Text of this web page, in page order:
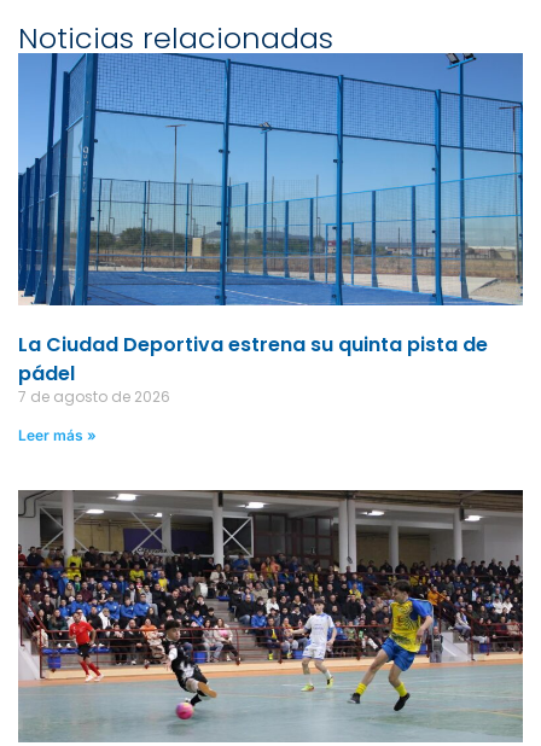
Noticias relacionadas
La Ciudad Deportiva estrena su quinta pista de
pádel
7 de agosto de 2026
Leer más »